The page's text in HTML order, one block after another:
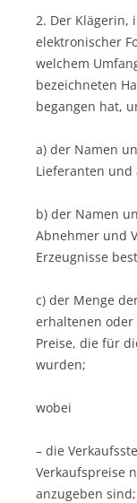
2. Der Klägerin,
elektronischer
welchem
bezeichneten
begangen hat,
a) der Namen
Lieferanten und
b) der Namen
Abnehmer und
Erzeugnisse
c) der Menge
erhaltenen oder
Preise, die für
wurden;
wobei
– die
Verkaufspreise
anzugeben sind;